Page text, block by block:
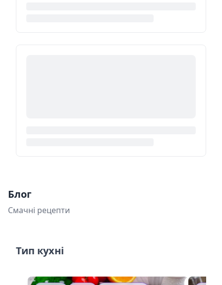
Блог
Смачні рецепти
Тип кухні